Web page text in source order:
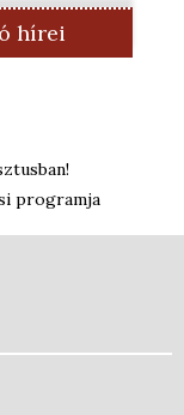
hírei
programja